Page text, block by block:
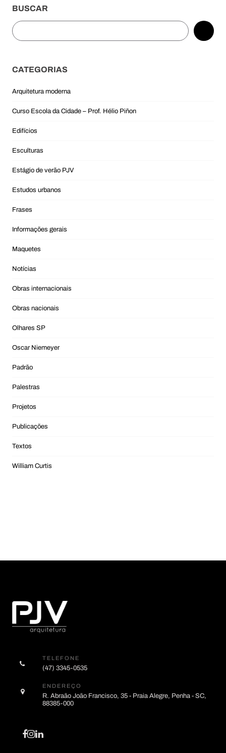
BUSCAR
Pesquisar
CATEGORIAS
Arquitetura moderna
Curso Escola da Cidade – Prof. Hélio Piñon
Edifícios
Esculturas
Estágio de verão PJV
Estudos urbanos
Frases
Informações gerais
Maquetes
Notícias
Obras internacionais
Obras nacionais
Olhares SP
Oscar Niemeyer
Padrão
Palestras
Projetos
Publicações
Textos
William Curtis
TELEFONE
(47) 3345-0535
ENDEREÇO
R. Abraão João Francisco, 35 - Praia Alegre, Penha - SC,
88385-000